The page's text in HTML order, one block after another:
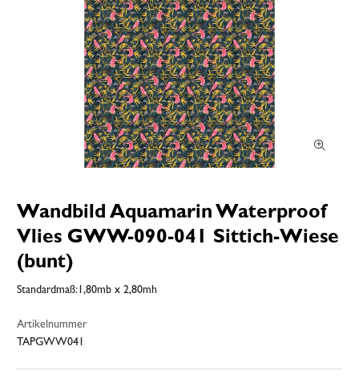
Wandbild Aquamarin Waterproof
Vlies GWW-090-041 Sittich-Wiese
(bunt)
Standardmaß:1,80mb x 2,80mh
Artikelnummer
TAPGWW041